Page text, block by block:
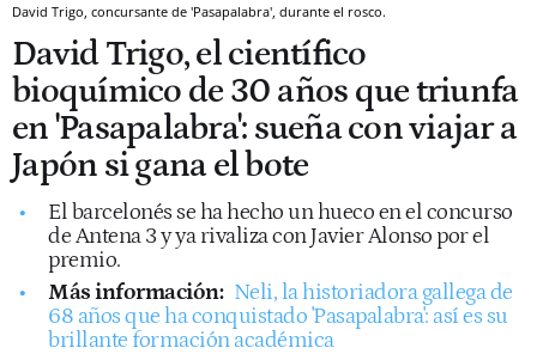
David Trigo, concursante de 'Pasapalabra', durante el rosco.
David Trigo, el científico
bioquímico de 30 años que triunfa
en 'Pasapalabra': sueña con viajar a
Japón si gana el bote
El barcelonés se ha hecho un hueco en el concurso
de Antena 3 y ya rivaliza con Javier Alonso por el
premio.
Más información: Neli, la historiadora gallega de
68 años que ha conquistado 'Pasapalabra': así es su
brillante formación académica